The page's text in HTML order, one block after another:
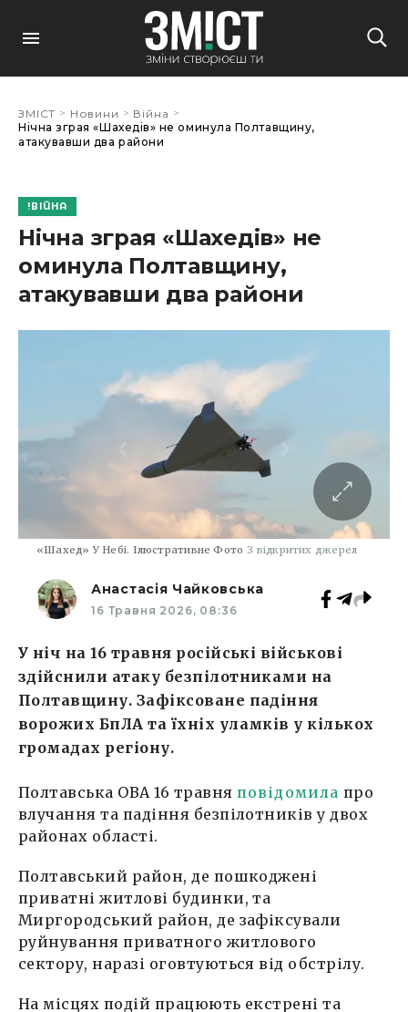
ЗМІСТ > Новини > Війна >
Нічна зграя «Шахедів» не оминула Полтавщину,
атакувавши два райони
ВІЙНА
Нічна зграя «Шахедів» не
оминула Полтавщину,
атакувавши два райони
«Шахед» У Небі. Ілюстративне Фото З відкритих джерел
Анастасія Чайковська
16 Травня 2026, 08:36
У ніч на 16 травня російські військові
здійснили атаку безпілотниками на
Полтавщину. Зафіксоване падіння
ворожих БпЛА та їхніх уламків у кількох
громадах регіону.
Полтавська ОВА 16 травня повідомила про
влучання та падіння безпілотників у двох
районах області.
Полтавський район, де пошкоджені
приватні житлові будинки, та
Миргородський район, де зафіксували
руйнування приватного житлового
сектору, наразі оговтуються від обстрілу.
На місцях подій працюють екстрені та